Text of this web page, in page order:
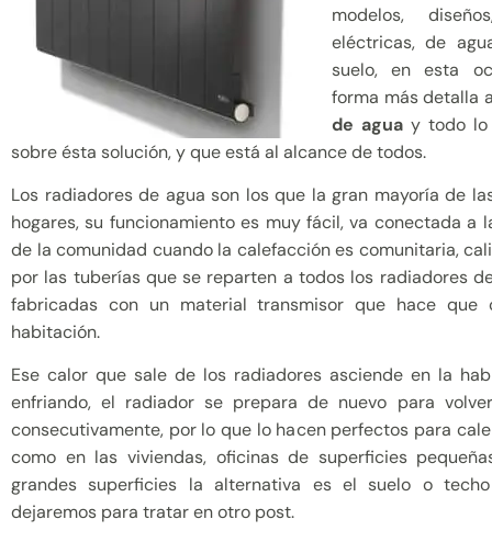
modelos,
eléctricas, de
suelo, en esta
forma más detalla
de aguay todo lo
sobre ésta solución, y que está al alcance de todos.
Los radiadores de agua son los que la gran mayoría de
hogares, su funcionamiento es muy fácil, va conectada a
de la comunidad cuando la calefacción es comunitaria,
por las tuberías que se reparten a todos los radiadores
fabricadas con un material transmisor que hace
habitación.
Ese calor que sale de los radiadores asciende en la
enfriando, el radiador se prepara de nuevo para
consecutivamente, por lo que lo hacen perfectos para
como en las viviendas, oficinas de superficies
grandes superficies la alternativa es el suelo o
dejaremos para tratar en otro post.